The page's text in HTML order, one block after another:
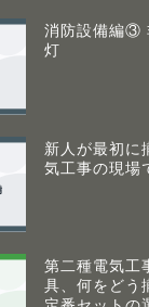
消防設備編③
灯
新人が最初に
気工事の現場
第二種電気工
具、何をどう